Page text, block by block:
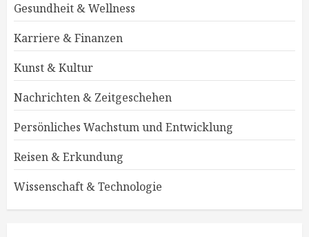
Gesundheit & Wellness
Karriere & Finanzen
Kunst & Kultur
Nachrichten & Zeitgeschehen
Persönliches Wachstum und Entwicklung
Reisen & Erkundung
Wissenschaft & Technologie